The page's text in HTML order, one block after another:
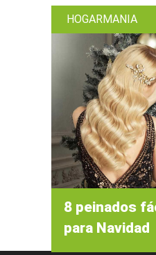
HOGARMANIA
8 peinados
para Navidad